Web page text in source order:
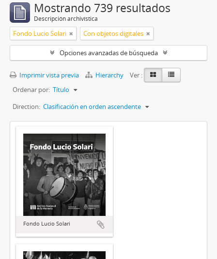
Mostrando 739 resultados
Descripción archivística
Fondo Lucio Solari Con objetos digitales
Opciones avanzadas de búsqueda
Imprimir vista previa Hierarchy
Ver :
Ordenar por: Título
Direction: Clasificación en orden ascendente
Fondo Lucio Solari